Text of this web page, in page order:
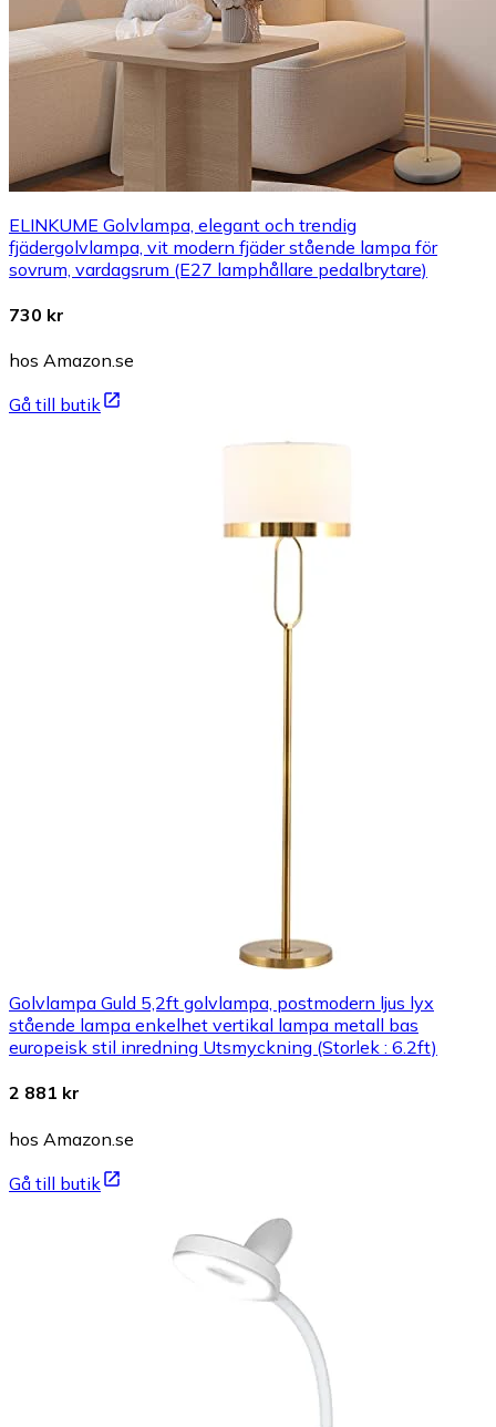
ELINKUME Golvlampa, elegant och trendig
fjädergolvlampa, vit modern fjäder stående lampa för
sovrum, vardagsrum (E27 lamphållare pedalbrytare)
730 kr
hos Amazon.se
Gå till butik
Golvlampa Guld 5,2ft golvlampa, postmodern ljus lyx
stående lampa enkelhet vertikal lampa metall bas
europeisk stil inredning Utsmyckning (Storlek : 6.2ft)
2 881 kr
hos Amazon.se
Gå till butik